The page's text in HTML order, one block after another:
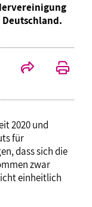
2020 und
für
dass sich die
zwar
einheitlich